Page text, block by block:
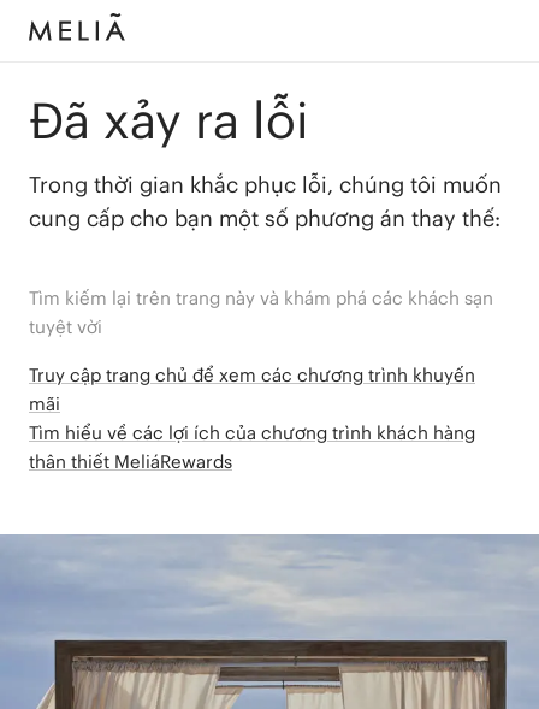
Đã xảy ra lỗi
Trong thời gian khắc phục lỗi, chúng tôi muốn
cung cấp cho bạn một số phương án thay thế:
Tìm kiếm lại trên trang này và khám phá các khách sạn
tuyệt vời
Truy cập trang chủ để xem các chương trình khuyến
mãi
Tìm hiểu về các lợi ích của chương trình khách hàng
thân thiết MeliáRewards